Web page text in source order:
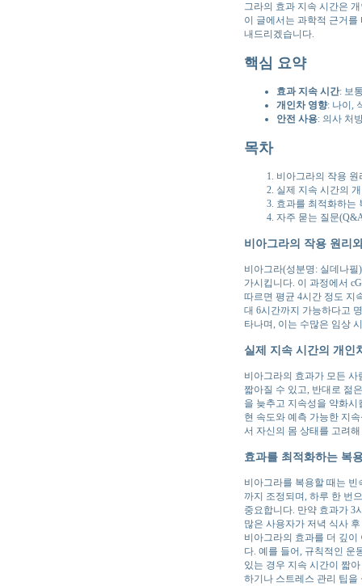
그라의 효과 지속 시간은
이 글에서는 과학적 근거
내드리겠습니다.
핵심 요약
효과 지속 시간: 보
개인차 영향: 나이,
안전 사용: 의사 처
목차
비아그라의 작용
실제 지속 시간의
효과를 최적화하는
자주 묻는 질문
비아그라의 작용 원리
비아그라(성분명: 실데나
가시킵니다. 이 과정에서
따르면 평균 4시간 정도 지
대 6시간까지 가능하다고
타나며, 이는 수많은 임상
실제 지속 시간의 개인
비아그라의 효과가 모든
짧아질 수 있고, 반대로 젊
을 늦추고 지속성을 약화
현 속도와 예측 가능한 지
서 자신의 몸 상태를 고려
효과를 최적화하는 복
비아그라를 복용할 때는 빈
까지 조정되며, 하루 한 번
중요합니다. 만약 효과가 3
많은 사용자가 저녁 식사
비아그라의 효과를 더 깊
다. 예를 들어, 규칙적인 운
있는 경우 지속 시간이 짧
하기나 스트레스 관리 팁을